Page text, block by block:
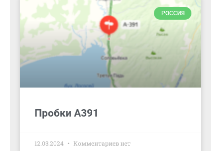
РОССИЯ
Пробки А391
12.03.2024 Комментариев нет